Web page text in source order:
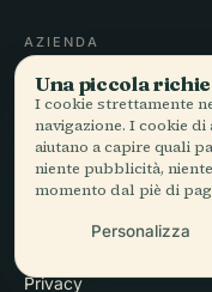
AZIENDA
Chi siamo
Processo editoriale
Missione
Privacy
Una piccola
I cookie strettamente
navigazione. I cookie
aiutano a capire quali
niente pubblicità,
momento dal piè di
Personalizza